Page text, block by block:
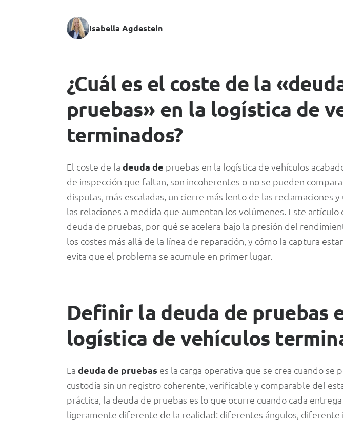
Isabella Agdestein
El
coste
de
la
«deuda
de
pruebas»
en
logística
de
vehículos
terminados
¿Cuál es el coste de la
pruebas» en la logística de
terminados?
El coste de la deuda de pruebas en la logística de vehículos
de inspección que faltan, son incoherentes o no se pueden
disputas, más escaladas, un cierre más lento de las reclamaciones
las relaciones a medida que aumentan los volúmenes. Este artículo
deuda de pruebas, por qué se acelera bajo la presión del
los costes más allá de la línea de reparación, y cómo la captura
evita que el problema se acumule en primer lugar.
Definir la deuda de pruebas
logística de vehículos
La deuda de pruebas es la carga operativa que se crea cuando se
custodia sin un registro coherente, verificable y comparable del
práctica, la deuda de pruebas es lo que ocurre cuando cada
ligeramente diferente de la realidad: diferentes ángulos, diferente